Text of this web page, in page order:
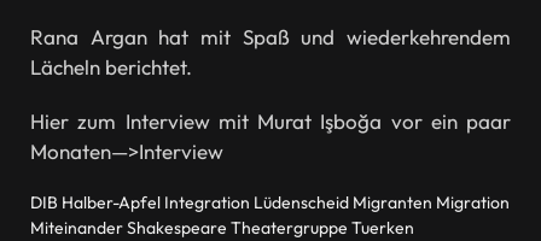
Rana Argan hat mit Spaß und wiederkehrendem
Lächeln berichtet.
Hier zum Interview mit Murat Işboğa vor ein paar
Monaten—>Interview
DIB Halber-Apfel Integration Lüdenscheid Migranten Migration
MiteinanderShakespeare Theatergruppe Tuerken